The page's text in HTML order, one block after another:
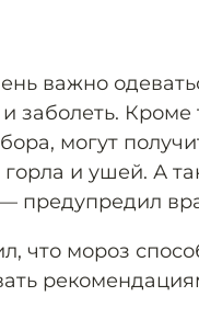
важно
заболеть.
могут
горла и ушей. А
предупредил
что мороз